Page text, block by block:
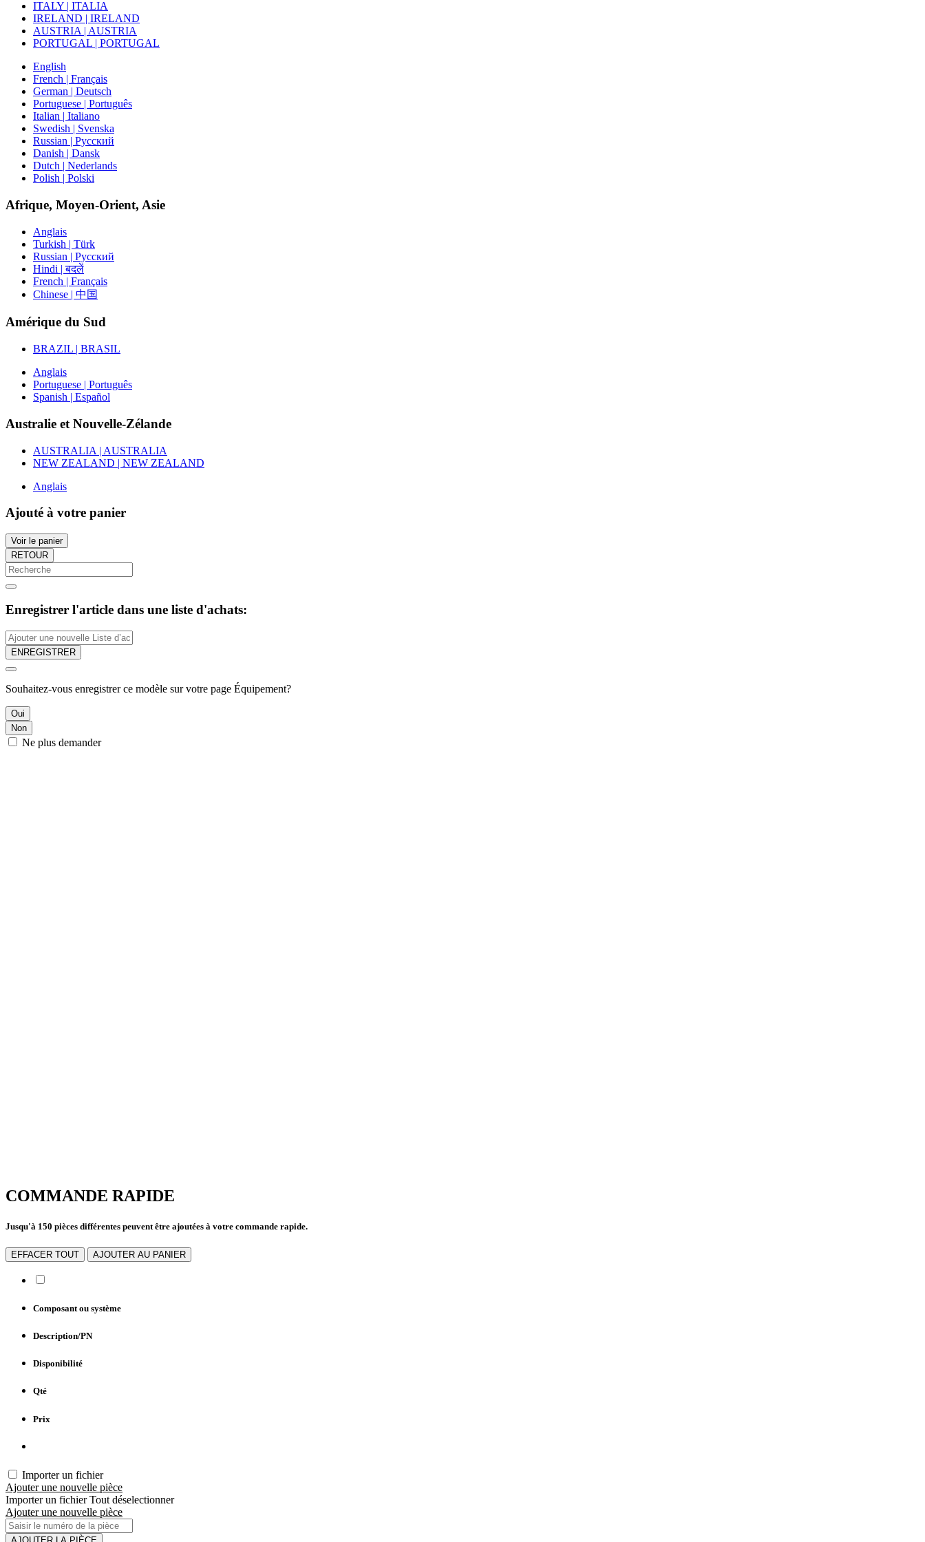
ITALY | ITALIA
IRELAND | IRELAND
AUSTRIA | AUSTRIA
PORTUGAL | PORTUGAL
English
French | Français
German | Deutsch
Portuguese | Português
Italian | Italiano
Swedish | Svenska
Russian | Русский
Danish | Dansk
Dutch | Nederlands
Polish | Polski
Afrique, Moyen-Orient, Asie
Anglais
Turkish | Türk
Russian | Русский
Hindi | बदलें
French | Français
Chinese | 中国
Amérique du Sud
BRAZIL | BRASIL
Anglais
Portuguese | Português
Spanish | Español
Australie et Nouvelle-Zélande
AUSTRALIA | AUSTRALIA
NEW ZEALAND | NEW ZEALAND
Anglais
Ajouté à votre panier
Voir le panier
RETOUR
Enregistrer l'article dans une liste d'achats:
ENREGISTRER
Souhaitez-vous enregistrer ce modèle sur votre page Équipement?
Oui
Non
Ne plus demander
COMMANDE RAPIDE
Jusqu'à 150 pièces différentes peuvent être ajoutées à votre commande rapide.
EFFACER TOUT AJOUTER AU PANIER
Composant ou système
Description/PN
Disponibilité
Qté
Prix
Importer un fichier
Ajouter une nouvelle pièce
Importer un fichier Tout déselectionner
Ajouter une nouvelle pièce